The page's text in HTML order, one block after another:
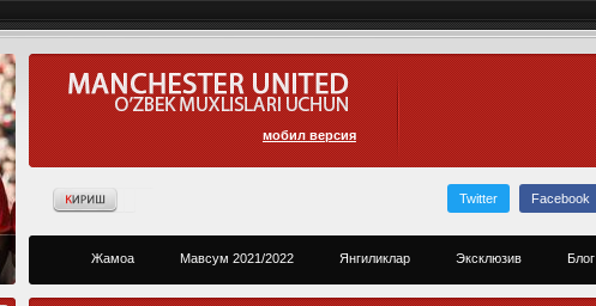
мобил версия
Twitter Facebook
Жамоа Мавсум 2021/2022 Янгиликлар Эксклюзив Блог